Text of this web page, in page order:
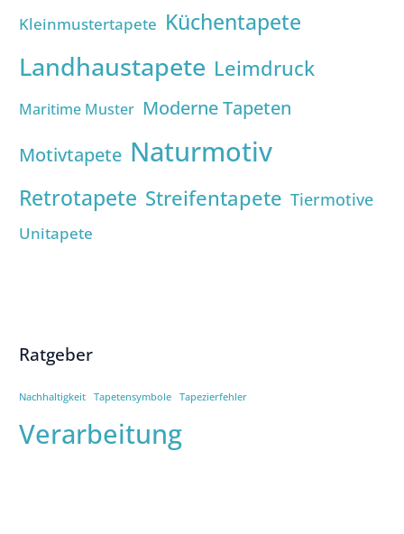
Kleinmustertapete Küchentapete
Landhaustapete Leimdruck
Maritime Muster Moderne Tapeten
Motivtapete Naturmotiv
Retrotapete Streifentapete Tiermotive
Unitapete
Ratgeber
Nachhaltigkeit Tapetensymbole Tapezierfehler
Verarbeitung